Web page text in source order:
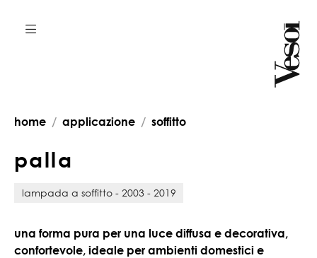
home applicazione soffitto
palla
lampada a soffitto - 2003 - 2019
una forma pura per una luce diffusa e decorativa,
confortevole, ideale per ambienti domestici e